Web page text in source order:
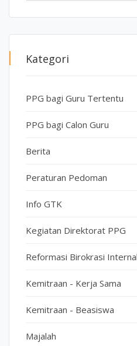
Kategori
PPG bagi Guru Tertentu
PPG bagi Calon Guru
Berita
Peraturan Pedoman
Info GTK
Kegiatan Direktorat PPG
Reformasi Birokrasi Internal
Kemitraan - Kerja Sama
Kemitraan - Beasiswa
Majalah